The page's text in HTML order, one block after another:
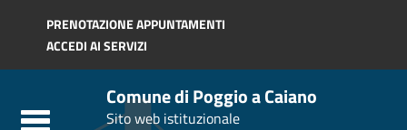
Regione Toscana
PRENOTAZIONE APPUNTAMENTI
ACCEDI AI SERVIZI
Comune di Poggio a Caiano
Sito web istituzionale